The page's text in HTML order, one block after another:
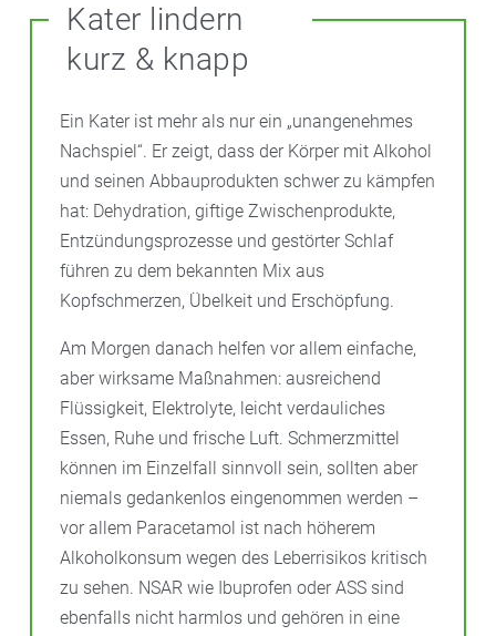
Kater lindern
kurz & knapp
Ein Kater ist mehr als nur ein „unangenehmes
Nachspiel“. Er zeigt, dass der Körper mit Alkohol
und seinen Abbauprodukten schwer zu kämpfen
hat: Dehydration, giftige Zwischenprodukte,
Entzündungsprozesse und gestörter Schlaf
führen zu dem bekannten Mix aus
Kopfschmerzen, Übelkeit und Erschöpfung.
Am Morgen danach helfen vor allem einfache,
aber wirksame Maßnahmen: ausreichend
Flüssigkeit, Elektrolyte, leicht verdauliches
Essen, Ruhe und frische Luft. Schmerzmittel
können im Einzelfall sinnvoll sein, sollten aber
niemals gedankenlos eingenommen werden –
vor allem Paracetamol ist nach höherem
Alkoholkonsum wegen des Leberrisikos kritisch
zu sehen. NSAR wie Ibuprofen oder ASS sind
ebenfalls nicht harmlos und gehören in eine